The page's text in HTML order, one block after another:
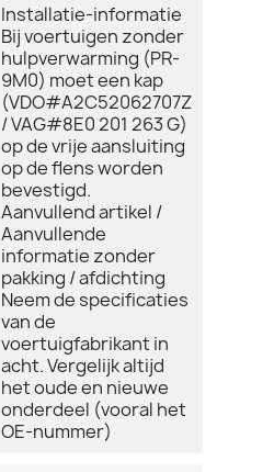
Installatie-informatie
Bij voertuigen zonder
hulpverwarming (PR-
9M0) moet een kap
(VDO#A2C52062707Z
/ VAG#8E0 201 263 G)
op de vrije aansluiting
op de flens worden
bevestigd.
Aanvullend artikel /
Aanvullende
informatie zonder
pakking / afdichting
Neem de specificaties
van de
voertuigfabrikant in
acht. Vergelijk altijd
het oude en nieuwe
onderdeel (vooral het
OE-nummer)